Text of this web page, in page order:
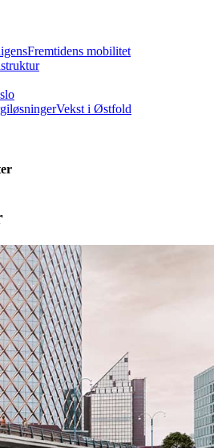
Fremtidens mobilitet
Vekst i Østfold